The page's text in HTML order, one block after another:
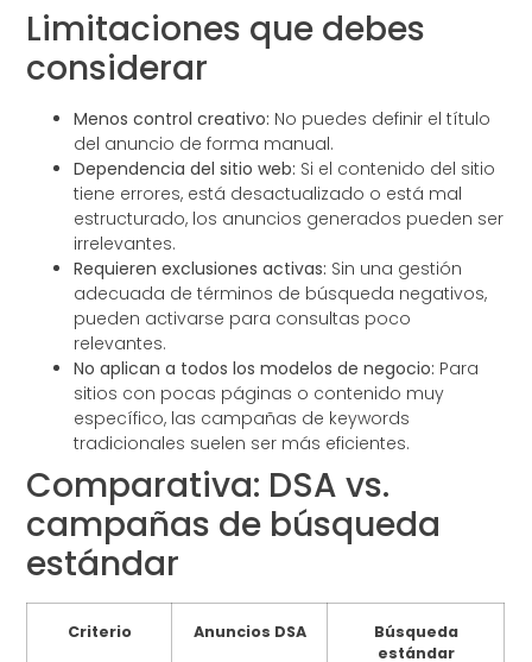
Limitaciones que debes
considerar
Menos control creativo: No puedes definir el título
del anuncio de forma manual.
Dependencia del sitio web: Si el contenido del sitio
tiene errores, está desactualizado o está mal
estructurado, los anuncios generados pueden ser
irrelevantes.
Requieren exclusiones activas: Sin una gestión
adecuada de términos de búsqueda negativos,
pueden activarse para consultas poco
relevantes.
No aplican a todos los modelos de negocio: Para
sitios con pocas páginas o contenido muy
específico, las campañas de keywords
tradicionales suelen ser más eficientes.
Comparativa: DSA vs.
campañas de búsqueda
estándar
Criterio Anuncios DSA
Búsqueda
estándar